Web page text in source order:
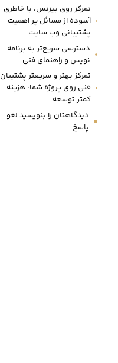
تمرکز روی بیزنس، با خاطری
آسوده از مسائل پر اهمیت
پشتیبانی وب سایت
دسترسی سریع‌تر به برنامه
نویس و راهنمای فنی
تمرکز بهتر و سریعتر پشتیبان
فنی روی پروژه شما؛ هزینه
کمتر توسعه
دیدگاهتان را بنویسید لغو
پاسخ